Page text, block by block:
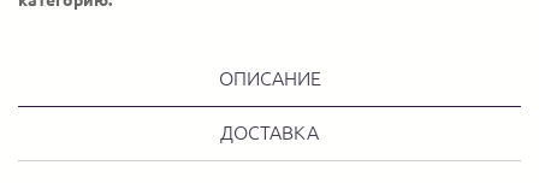
ОПИСАНИЕ
ДОСТАВКА